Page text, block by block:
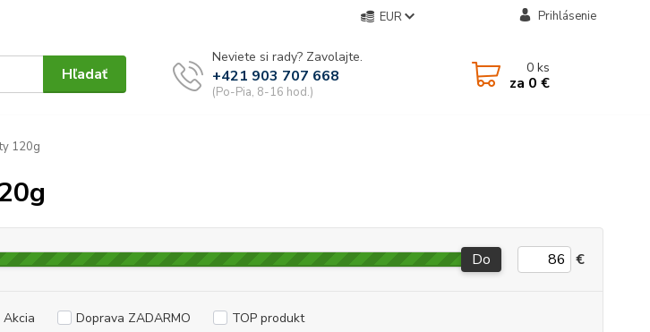
EUR Prihlásenie
Hľadať
Neviete si rady? Zavolajte.
+421 903 707 668
(Po-Pia, 8-16 hod.)
0ks
za 0 €
120g
Do €
Akcia Doprava ZADARMO TOP produkt